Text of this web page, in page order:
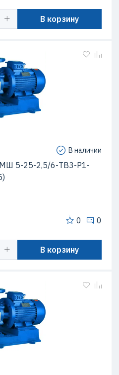
В корзину
В наличии
5-25-2,5/6-ТВ3-Р1-
0 0
В корзину